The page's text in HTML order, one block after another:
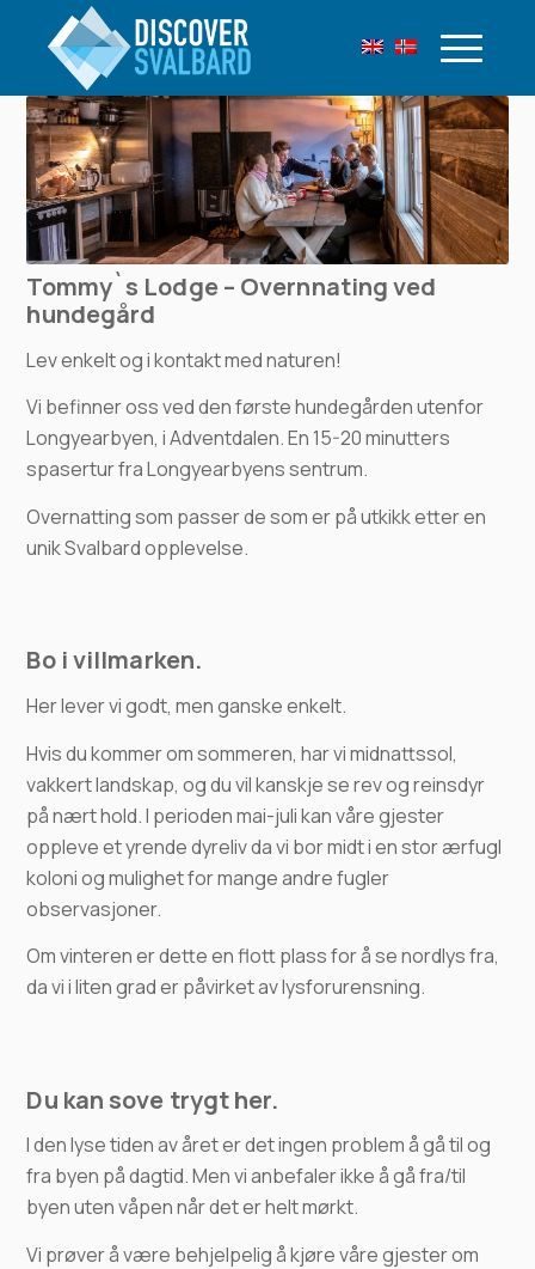
Tommy`s Lodge – Overnnating ved
hundegård
Lev enkelt og i kontakt med naturen!
Vi befinner oss ved den første hundegården utenfor
Longyearbyen, i Adventdalen. En 15-20 minutters
spasertur fra Longyearbyens sentrum.
Overnatting som passer de som er på utkikk etter en
unik Svalbard opplevelse.
Bo i villmarken.
Her lever vi godt, men ganske enkelt.
Hvis du kommer om sommeren, har vi midnattssol,
vakkert landskap, og du vil kanskje se rev og reinsdyr
på nært hold. I perioden mai-juli kan våre gjester
oppleve et yrende dyreliv da vi bor midt i en stor ærfugl
koloni og mulighet for mange andre fugler
observasjoner.
Om vinteren er dette en flott plass for å se nordlys fra,
da vi i liten grad er påvirket av lysforurensning.
Du kan sove trygt her.
I den lyse tiden av året er det ingen problem å gå til og
fra byen på dagtid. Men vi anbefaler ikke å gå fra/til
byen uten våpen når det er helt mørkt.
Vi prøver å være behjelpelig å kjøre våre gjester om